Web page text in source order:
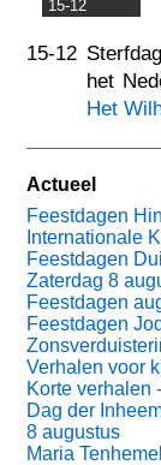
15-12
15-12
het
Het
Actueel
Feestdagen
Internationale
Feestdagen
Zaterdag 8
Feestdagen
Feestdagen
Verhalen voor
Korte verhalen
Dag der
8 augustus
Maria